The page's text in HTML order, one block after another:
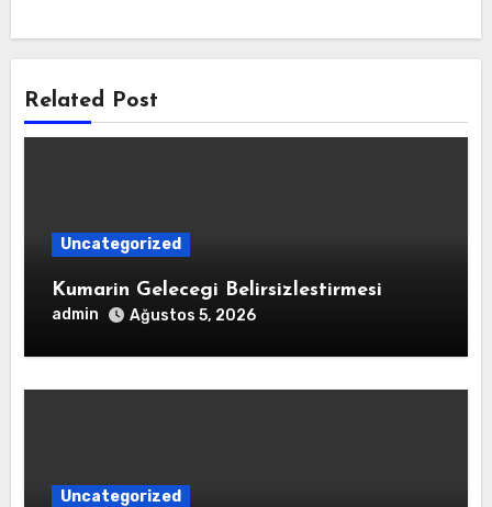
Related Post
Uncategorized
Kumarin Gelecegi Belirsizlestirmesi
admin Ağustos 5, 2026
Uncategorized